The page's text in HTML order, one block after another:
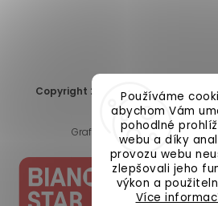
Používáme
abychom Vám
pohodlné
webu a díky
provozu webu
zlepšovali jeho
výkon a
Více
Copyright 2026 DomaLEP s.r.o. .
Upravit nastavení
Grafický návrh vytvořil a